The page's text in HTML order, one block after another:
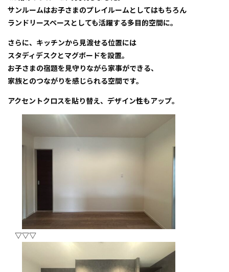
サンルームはお子さまのプレイルームとしてはもちろん
ランドリースペースとしても活躍する多目的空間に。
さらに、キッチンから見渡せる位置には
スタディデスクとマグボードを設置。
お子さまの宿題を見守りながら家事ができる、
家族とのつながりを感じられる空間です。
アクセントクロスを貼り替え、デザイン性もアップ。
▽▽▽